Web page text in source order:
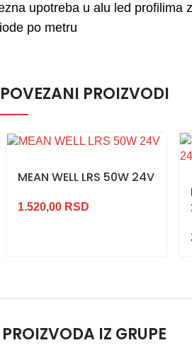
upotreba u alu led profilima
po metru
POVEZANI PROIZVODI
MEAN WELL LRS 50W 24V
1.520,00 RSD
IZ GRUPE